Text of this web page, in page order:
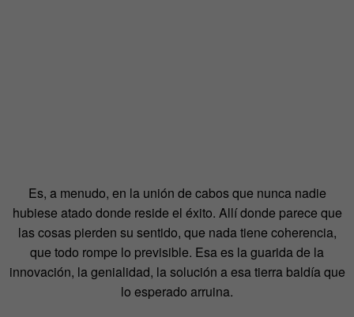
Es, a menudo, en la unión de cabos que nunca nadie
hubiese atado donde reside el éxito. Allí donde parece que
las cosas pierden su sentido, que nada tiene coherencia,
que todo rompe lo previsible. Esa es la guarida de la
innovación, la genialidad, la solución a esa tierra baldía que
lo esperado arruina.